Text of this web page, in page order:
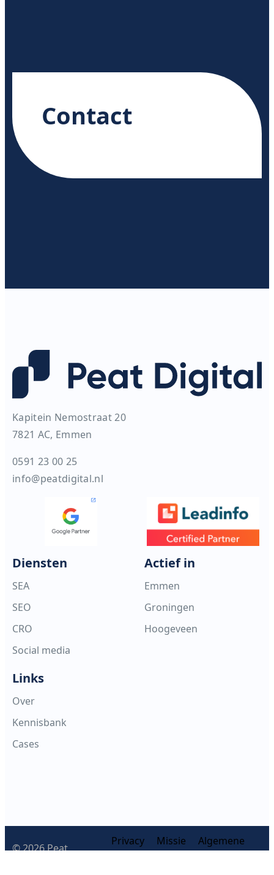
Contact
Kapitein Nemostraat 20
7821 AC, Emmen
0591 23 00 25
info@peatdigital.nl
Diensten
SEA
SEO
CRO
Social media
Actief in
Emmen
Groningen
Hoogeveen
Links
Over
Kennisbank
Cases
© 2026 Peat
Privacy
policy
Missie
&
Algemene
Voorwaarden